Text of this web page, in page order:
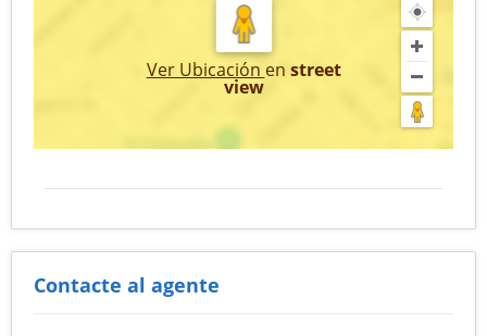
Ver Ubicación en street
view
Contacte al agente